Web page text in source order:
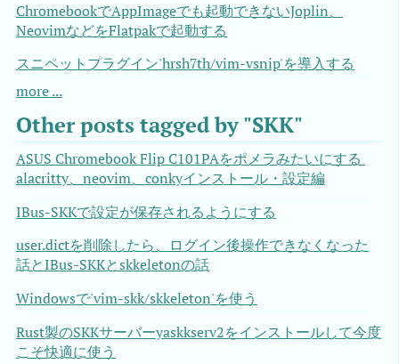
ChromebookでAppImageでも起動できないJoplin、
NeovimなどをFlatpakで起動する
スニペットプラグイン'hrsh7th/vim-vsnip'を導入する
more ...
Other posts tagged by "SKK"
ASUS Chromebook Flip C101PAをポメラみたいにする
alacritty、neovim、conkyインストール・設定編
IBus-SKKで設定が保存されるようにする
user.dictを削除したら、ログイン後操作できなくなった
話とIBus-SKKとskkeletonの話
Windowsで'vim-skk/skkeleton'を使う
Rust製のSKKサーバーyaskkserv2をインストールして今度
こそ快適に使う